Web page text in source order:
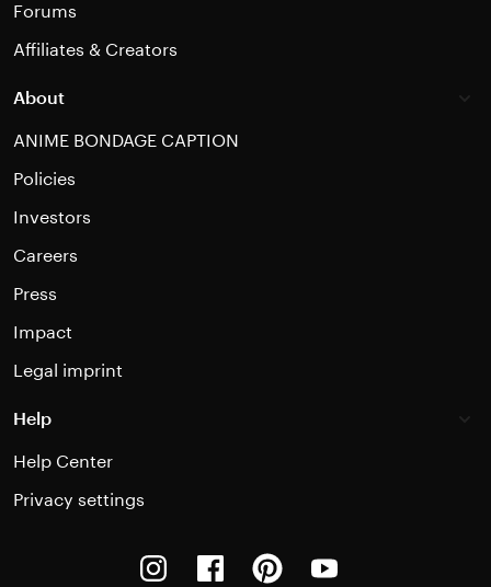
Forums
Affiliates & Creators
About
ANIME BONDAGE CAPTION
Policies
Investors
Careers
Press
Impact
Legal imprint
Help
Help Center
Privacy settings
InstagramFacebookPinterest